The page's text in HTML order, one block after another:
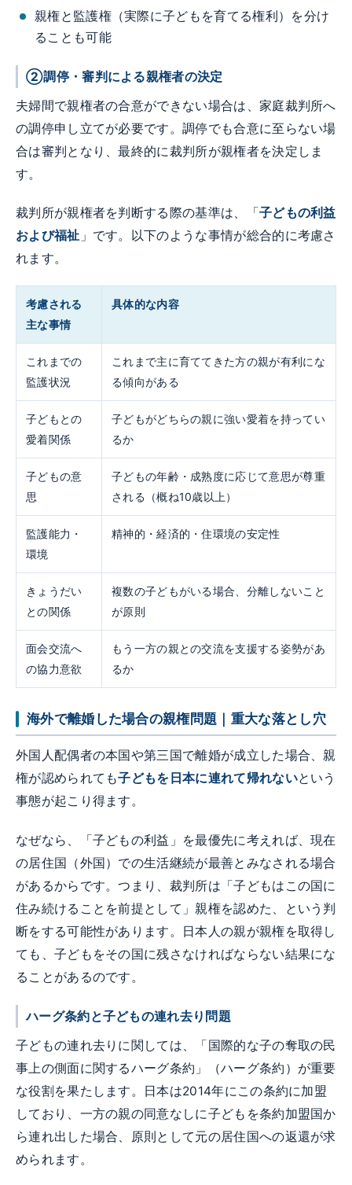
親権と監護権（実際に子どもを育てる権利）を分け
ることも可能
②調停・審判による親権者の決定
夫婦間で親権者の合意ができない場合は、家庭裁判所へ
の調停申し立てが必要です。調停でも合意に至らない場
合は審判となり、最終的に裁判所が親権者を決定しま
す。
裁判所が親権者を判断する際の基準は、「子どもの利益
および福祉 」です。以下のような事情が総合的に考慮さ
れます。
考慮される
主な事情
具体的な内容
これまでの
監護状況
これまで主に育ててきた方の親が有利にな
る傾向がある
子どもとの
愛着関係
子どもがどちらの親に強い愛着を持ってい
るか
子どもの意
思
子どもの年齢・成熟度に応じて意思が尊重
される（概ね10歳以上）
監護能力・
環境
精神的・経済的・住環境の安定性
きょうだい
との関係
複数の子どもがいる場合、分離しないこと
が原則
面会交流へ
の協力意欲
もう一方の親との交流を支援する姿勢があ
るか
海外で離婚した場合の親権問題｜重大な落とし穴
外国人配偶者の本国や第三国で離婚が成立した場合、親
権が認められても子どもを日本に連れて帰れないという
事態が起こり得ます。
なぜなら、「子どもの利益」を最優先に考えれば、現在
の居住国（外国）での生活継続が最善とみなされる場合
があるからです。つまり、裁判所は「子どもはこの国に
住み続けることを前提として」親権を認めた、という判
断をする可能性があります。日本人の親が親権を取得し
ても、子どもをその国に残さなければならない結果にな
ることがあるのです。
ハーグ条約と子どもの連れ去り問題
子どもの連れ去りに関しては、「国際的な子の奪取の民
事上の側面に関するハーグ条約」（ハーグ条約）が重要
な役割を果たします。日本は2014年にこの条約に加盟
しており、一方の親の同意なしに子どもを条約加盟国か
ら連れ出した場合、原則として元の居住国への返還が求
められます。